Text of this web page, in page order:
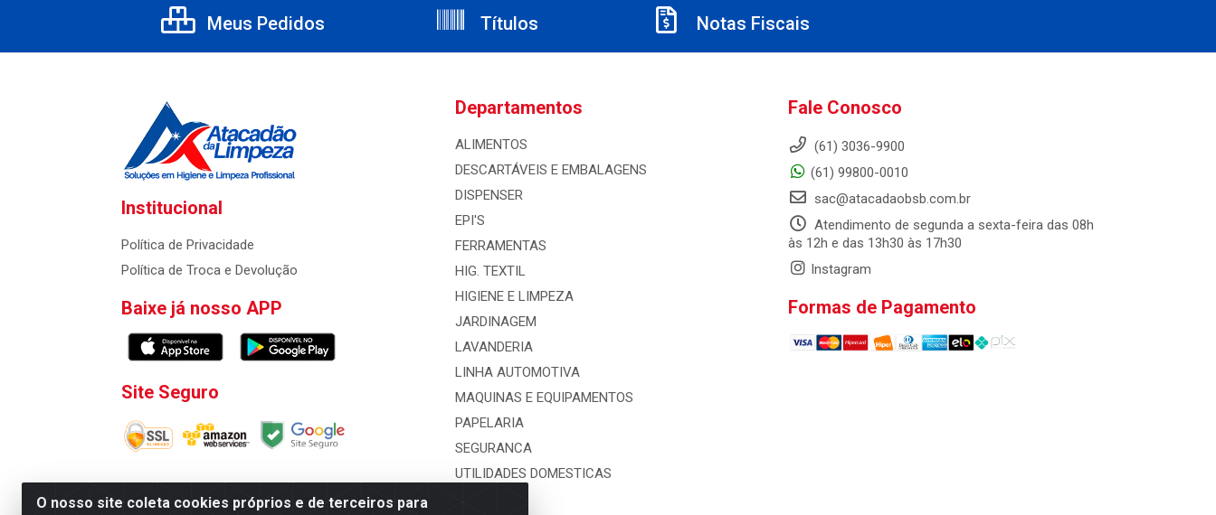
O nosso site coleta cookies próprios e de terceiros para
Meus Pedidos Títulos Notas Fiscais
Institucional
Política de Privacidade
Política de Troca e Devolução
Baixe já nosso APP
Site Seguro
Departamentos
ALIMENTOS
DESCARTÁVEIS E EMBALAGENS
DISPENSER
EPI'S
FERRAMENTAS
HIG. TEXTIL
HIGIENE E LIMPEZA
JARDINAGEM
LAVANDERIA
LINHA AUTOMOTIVA
MAQUINAS E EQUIPAMENTOS
PAPELARIA
SEGURANCA
UTILIDADES DOMESTICAS
Fale Conosco
(61) 3036-9900
(61) 99800-0010
sac@atacadaobsb.com.br
Atendimento de segunda a sexta-feira das 08h
às 12h e das 13h30 às 17h30
Instagram
Formas de Pagamento